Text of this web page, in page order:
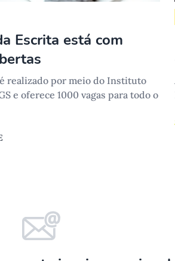
Escrita está com
realizado por meio do Instituto
e oferece 1000 vagas para todo o